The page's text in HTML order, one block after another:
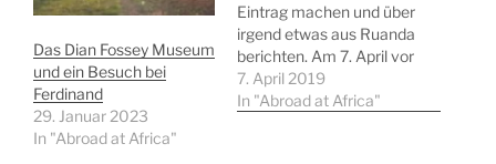
Das Dian Fossey Museum
und ein Besuch bei
Ferdinand
29. Januar 2023
In "Abroad at Africa"
Eintrag machen und über
irgend etwas aus Ruanda
berichten. Am 7. April vor
25 Jahren begann das
lang vorbereitete Morden
7. April 2019
In "Abroad at Africa"